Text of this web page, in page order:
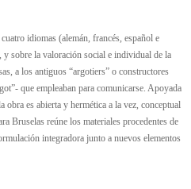
idiomas (alemán, francés, español e
sobre la valoración social e individual de la
a los antiguos “argotiers” o constructores
que empleaban para comunicarse. Apoyada
obra es abierta y hermética a la vez, conceptual
Bruselas reúne los materiales procedentes de
integradora junto a nuevos elementos